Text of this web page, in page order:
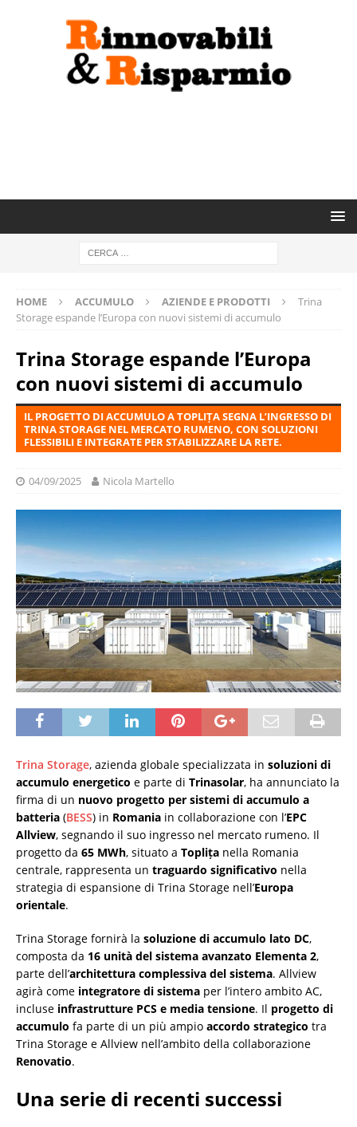
HOME ACCUMULO AZIENDE E PRODOTTI
Trina
Storage espande l’Europa con nuovi sistemi di accumulo
Trina Storage espande l’Europa
con nuovi sistemi di accumulo
IL PROGETTO DI ACCUMULO A TOPLIȚA SEGNA L’INGRESSO DI
TRINA STORAGE NEL MERCATO RUMENO, CON SOLUZIONI
FLESSIBILI E INTEGRATE PER STABILIZZARE LA RETE.
04/09/2025 Nicola Martello
Trina Storage, azienda globale specializzata in soluzioni di
accumulo energetico e parte di Trinasolar, ha annunciato la
firma di un nuovo progetto per sistemi di accumulo a
batteria (BESS) in Romania in collaborazione con l’EPC
Allview, segnando il suo ingresso nel mercato rumeno. Il
progetto da 65 MWh, situato a Toplița nella Romania
centrale, rappresenta un traguardo significativo nella
strategia di espansione di Trina Storage nell’Europa
orientale.
Trina Storage fornirà la soluzione di accumulo lato DC,
composta da 16 unità del sistema avanzato Elementa 2,
parte dell’architettura complessiva del sistema. Allview
agirà come integratore di sistema per l’intero ambito AC,
incluse infrastrutture PCS e media tensione. Il progetto di
accumulo fa parte di un più ampio accordo strategico tra
Trina Storage e Allview nell’ambito della collaborazione
Renovatio.
Una serie di recenti successi